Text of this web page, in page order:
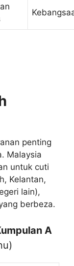
penting
Malaysia
untuk cuti
Kelantan,
lain),
berbeza.
A